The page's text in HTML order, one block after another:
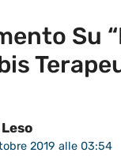
Su
2019 alle 03:54